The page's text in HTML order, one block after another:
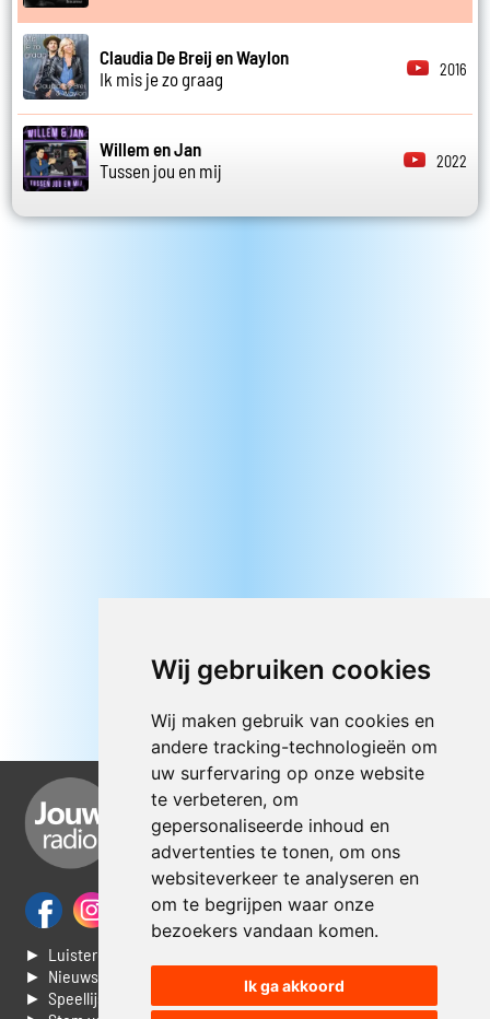
Wij gebruiken cookies
Wij maken gebruik van cookies en
andere tracking-technologieën om
uw surfervaring op onze website
te verbeteren, om
gepersonaliseerde inhoud en
advertenties te tonen, om ons
websiteverkeer te analyseren en
om te begrijpen waar onze
bezoekers vandaan komen.
Ik ga akkoord
Claudia De Breij en Waylon
Ik mis je zo graag
2016
Willem en Jan
Tussen jou en mij
2022
► Luisteren naar Jouwradio
► Nieuws
► Speellijst